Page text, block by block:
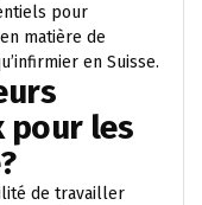
pour
matière de
en Suisse.
pour les
de travailler